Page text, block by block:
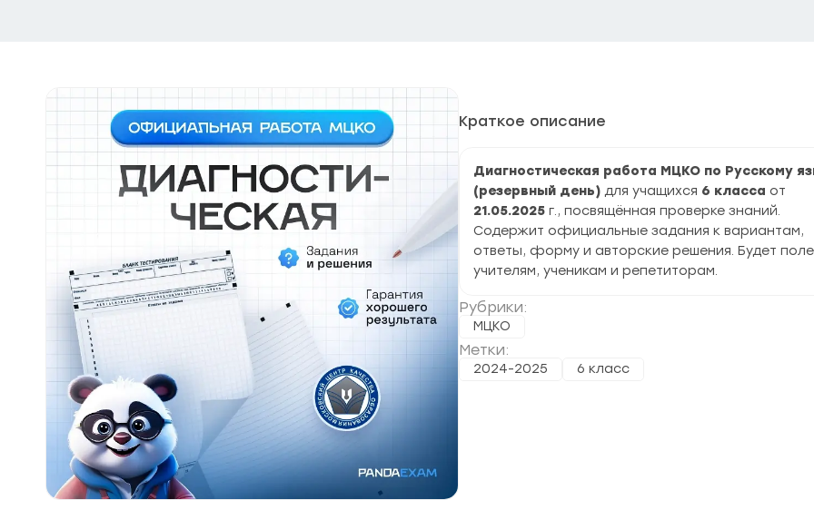
Краткое описание
Диагностическая работа МЦКО по Русскому
(резервный день) для учащихся 6 класса от
21.05.2025 г., посвящённая проверке знаний.
Содержит официальные задания к вариантам,
ответы, форму и авторские решения. Будет
учителям, ученикам и репетиторам.
Рубрики:
МЦКО
Метки:
2024-2025 6 класс